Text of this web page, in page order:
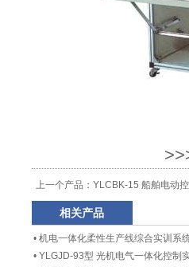
上一个产品： YLCBK-15 船舶电动
相关产品
• 机电一体化柔性生产线综合实训系
• YLGJD-93型 光机电气一体化控制